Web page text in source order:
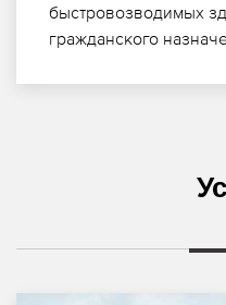
быстровозводимых
гражданского